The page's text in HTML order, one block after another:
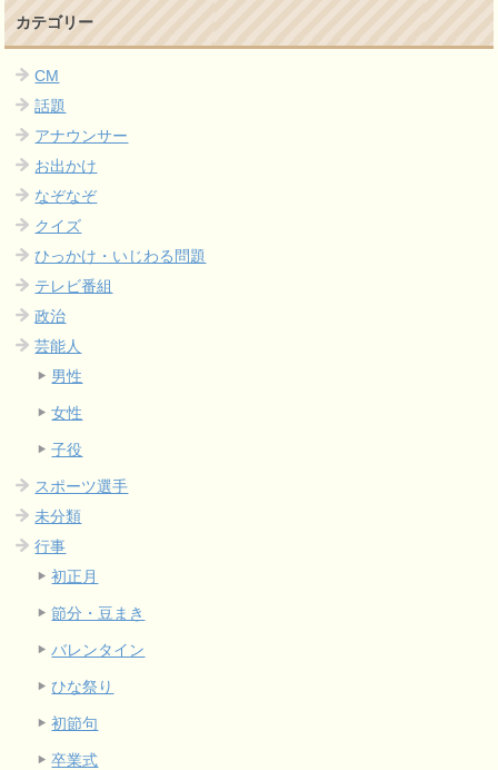
カテゴリー
CM
話題
アナウンサー
お出かけ
なぞなぞ
クイズ
ひっかけ・いじわる問題
テレビ番組
政治
芸能人
男性
女性
子役
スポーツ選手
未分類
行事
初正月
節分・豆まき
バレンタイン
ひな祭り
初節句
卒業式